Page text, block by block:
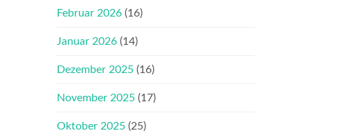
Februar 2026 (16)
Januar 2026 (14)
Dezember 2025 (16)
November 2025 (17)
Oktober 2025 (25)